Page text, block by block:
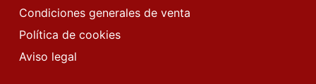
Condiciones generales de venta
Política de cookies
Aviso legal